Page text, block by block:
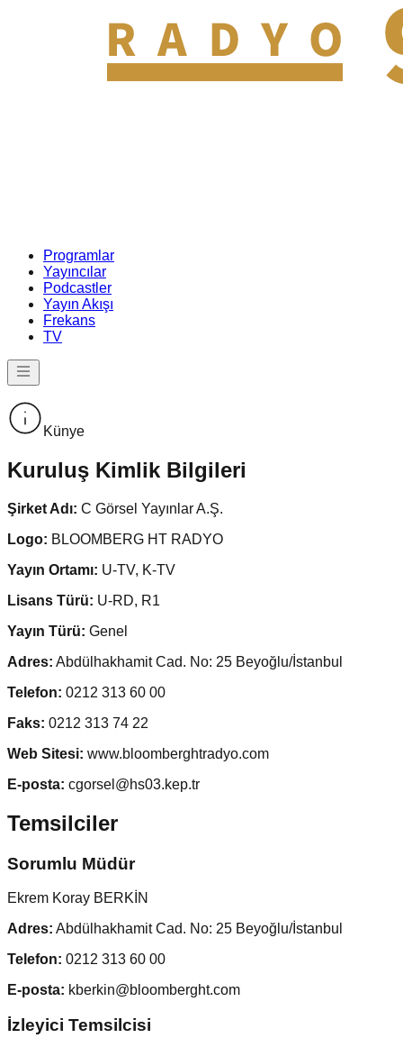
Programlar
Yayıncılar
Podcastler
Yayın Akışı
Frekans
TV
Künye
Kuruluş Kimlik Bilgileri
Şirket Adı: C Görsel Yayınlar A.Ş.
Logo: BLOOMBERG HT RADYO
Yayın Ortamı: U-TV, K-TV
Lisans Türü: U-RD, R1
Yayın Türü: Genel
Adres: Abdülhakhamit Cad. No: 25 Beyoğlu/İstanbul
Telefon: 0212 313 60 00
Faks: 0212 313 74 22
Web Sitesi: www.bloomberghtradyo.com
E-posta: cgorsel@hs03.kep.tr
Temsilciler
Sorumlu Müdür
Ekrem Koray BERKİN
Adres: Abdülhakhamit Cad. No: 25 Beyoğlu/İstanbul
Telefon: 0212 313 60 00
E-posta: kberkin@bloomberght.com
İzleyici Temsilcisi